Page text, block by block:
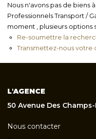
NOTRE
Plus de critères
Nous n'avons pas de biens
Professionnels Transport /
moment , plusieurs options
Re-soumettre la
Transmettez-nous votre
L'AGENCE
50 Avenue Des
Nous contacter